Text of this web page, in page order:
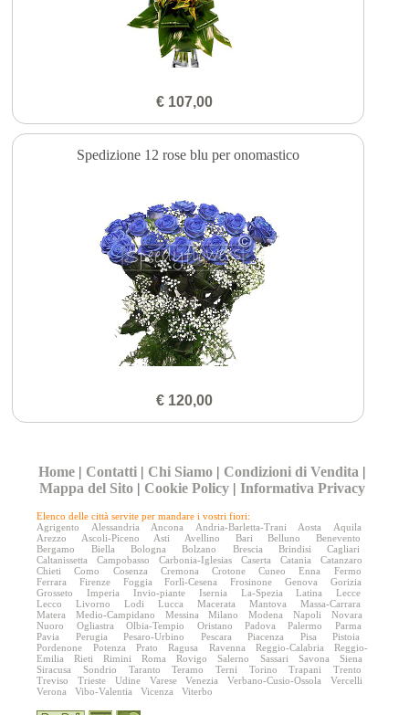
€ 107,00
Spedizione 12 rose blu per onomastico
€ 120,00
Home | Contatti | Chi Siamo | Condizioni di Vendita |
Mappa del Sito | Cookie Policy |Informativa Privacy
Elenco delle città servite per mandare i vostri fiori:
Agrigento
Alessandria Ancona Andria-Barletta-Trani Aosta
Aquila
Arezzo
Ascoli-Piceno Asti Avellino Bari Belluno
Benevento
Bergamo
Biella Bologna Bolzano Brescia Brindisi
Cagliari
Caltanissetta
Campobasso Carbonia-Iglesias Caserta Catania
Catanzaro
Chieti
Como Cosenza Cremona Crotone Cuneo Enna
Fermo
Ferrara
Firenze Foggia Forlì-Cesena Frosinone Genova
Gorizia
Grosseto
Imperia Invio-piante Isernia La-Spezia Latina
Lecce
Lecco
Livorno Lodi Lucca Macerata Mantova
Massa-Carrara
Matera
Medio-Campidano Messina Milano Modena Napoli
Novara
Nuoro
Ogliastra Olbia-Tempio Oristano Padova Palermo
Parma
Pavia
Perugia Pesaro-Urbino Pescara Piacenza Pisa
Pistoia
Pordenone
Potenza Prato Ragusa Ravenna Reggio-Calabria
Reggio-
Emilia
Rieti Rimini Roma Rovigo Salerno Sassari Savona
Siena
Siracusa
Sondrio Taranto Teramo Terni Torino Trapani
Trento
Treviso
Trieste Udine Varese Venezia Verbano-Cusio-Ossola
Vercelli
Verona
Vibo-Valentia Vicenza Viterbo